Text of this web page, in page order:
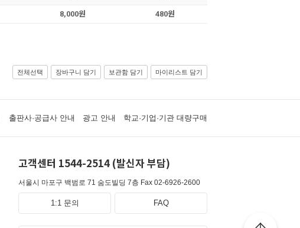
8,000원 480원
전체선택 장바구니 담기 보관함 담기 마이리스트 담기
출판사·공급사 안내 광고 안내 학교·기업·기관 대량구매
고객센터 1544-2514 (발신자 부담)
서울시 마포구 백범로 71 숨도빌딩 7층 Fax 02-6926-2600
1:1 문의 FAQ